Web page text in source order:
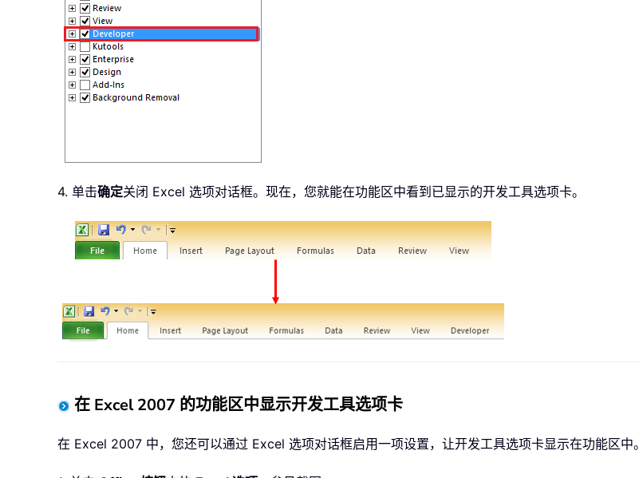
4. 单击确定关闭 Excel 选项对话框。现在，您就能在功能区中看到已显示的开发工具选项卡。
在 Excel 2007 的功能区中显示开发工具选项卡
在 Excel 2007 中，您还可以通过 Excel 选项对话框启用一项设置，让开发工具选项卡显示在功能区中。